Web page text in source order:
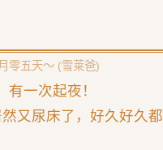
零五天～ (雪莱爸)
一次起夜！
又尿床了，好久好久都